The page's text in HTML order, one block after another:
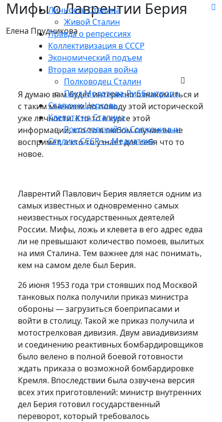
Личность Сталина
Живой Сталин
Правда о репрессиях
Коллективизация в СССР
Экономический подъем
Вторая мировая война
Полководец Сталин
Пакт Молотова-Риббентропа
Сталин и Церковь
Клевета на Сталина
Рокоссовский vs Солженицын
Сталин, СССР — Медиатека
Мифы о Лаврентии Берия
Елена Прудникова
Я думаю вам будет интересно ознакомиться и
с таким мнением по поводу этой исторической
уже личности. Кто-то в курсе этой
информации, кто-то в любом случае ее не
воспримет, а кто-то узнает для себя что то
новое.
Лаврентий Павлович Берия является одним из
самых известных и одновременно самых
неизвестных государственных деятелей
России. Мифы, ложь и клевета в его адрес едва
ли не превышают количество помоев, вылитых
на имя Сталина. Тем важнее для нас понимать,
кем на самом деле был Берия.
26 июня 1953 года три стоявших под Москвой
танковых полка получили приказ министра
обороны — загрузиться боеприпасами и
войти в столицу. Такой же приказ получила и
мотострелковая дивизия. Двум авиадивизиям
и соединению реактивных бомбардировщиков
было велено в полной боевой готовности
ждать приказа о возможной бомбардировке
Кремля. Впоследствии была озвучена версия
всех этих приготовлений: министр внутренних
дел Берия готовил государственный
переворот, который требовалось